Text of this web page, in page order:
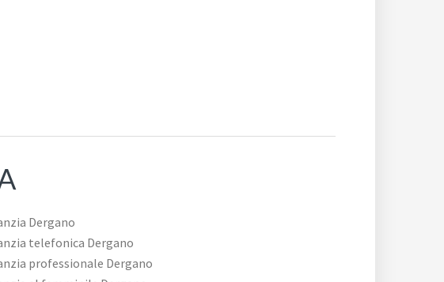
Dergano
telefonica Dergano
professionale Dergano